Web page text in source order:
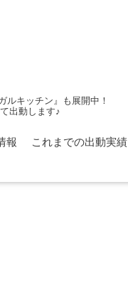
ルキッチン』も展開中！
出動します♪
報
これまでの出動実績